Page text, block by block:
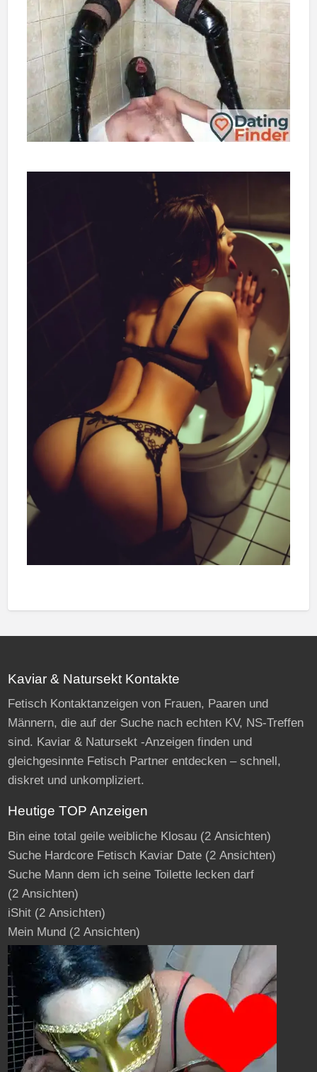
Kaviar & Natursekt Kontakte
Fetisch Kontaktanzeigen von Frauen, Paaren und
Männern, die auf der Suche nach echten KV, NS-Treffen
sind. Kaviar & Natursekt -Anzeigen finden und
gleichgesinnte Fetisch Partner entdecken – schnell,
diskret und unkompliziert.
Heutige TOP Anzeigen
Bin eine total geile weibliche Klosau(2 Ansichten)
Suche Hardcore Fetisch Kaviar Date(2 Ansichten)
Suche Mann dem ich seine Toilette lecken darf
(2 Ansichten)
iShit(2 Ansichten)
Mein Mund(2 Ansichten)